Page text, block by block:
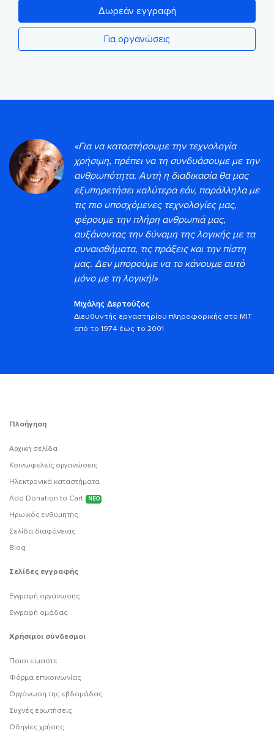
Δωρεάν εγγραφή
Για οργανώσεις
«Για να καταστήσουμε την τεχνολογία
χρήσιμη, πρέπει να τη συνδυάσουμε με την
ανθρωπότητα. Αυτή η διαδικασία θα μας
εξυπηρετήσει καλύτερα εάν, παράλληλα με
τις πιο υποσχόμενες τεχνολογίες μας,
φέρουμε την πλήρη ανθρωπιά μας,
αυξάνοντας την δύναμη της λογικής με τα
συναισθήματα, τις πράξεις και την πίστη
μας. Δεν μπορούμε να το κάνουμε αυτό
μόνο με τη λογική!»
Μιχάλης Δερτούζος
Διευθυντής εργαστηρίου πληροφορικής στο MIT
από το 1974 έως το 2001
Πλοήγηση
Αρχική σελίδα
Κοινωφελείς οργανώσεις
Ηλεκτρονικά καταστήματα
Add Donation to Cart
ΝΕΟ
Ηρωικός ενθυμητής
Σελίδα διαφάνειας
Blog
Σελίδες εγγραφής
Εγγραφή οργάνωσης
Εγγραφή ομάδας
Χρήσιμοι σύνδεσμοι
Ποιοι είμαστε
Φόρμα επικοινωνίας
Οργάνωση της εβδομάδας
Συχνές ερωτήσεις
Οδηγίες χρήσης